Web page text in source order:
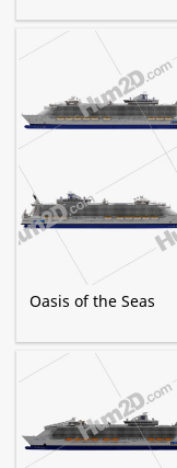
Oasis of the Seas